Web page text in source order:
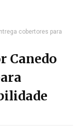
cobertores para
Canedo